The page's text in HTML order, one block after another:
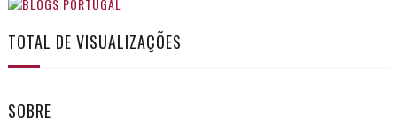
TOTAL DE VISUALIZAÇÕES
SOBRE